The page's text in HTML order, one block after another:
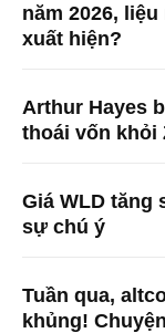
năm 2026,
xuất hiện?
Arthur Hayes
thoái vốn khỏi
Giá WLD tăng
sự chú ý
Tuần qua,
khủng!